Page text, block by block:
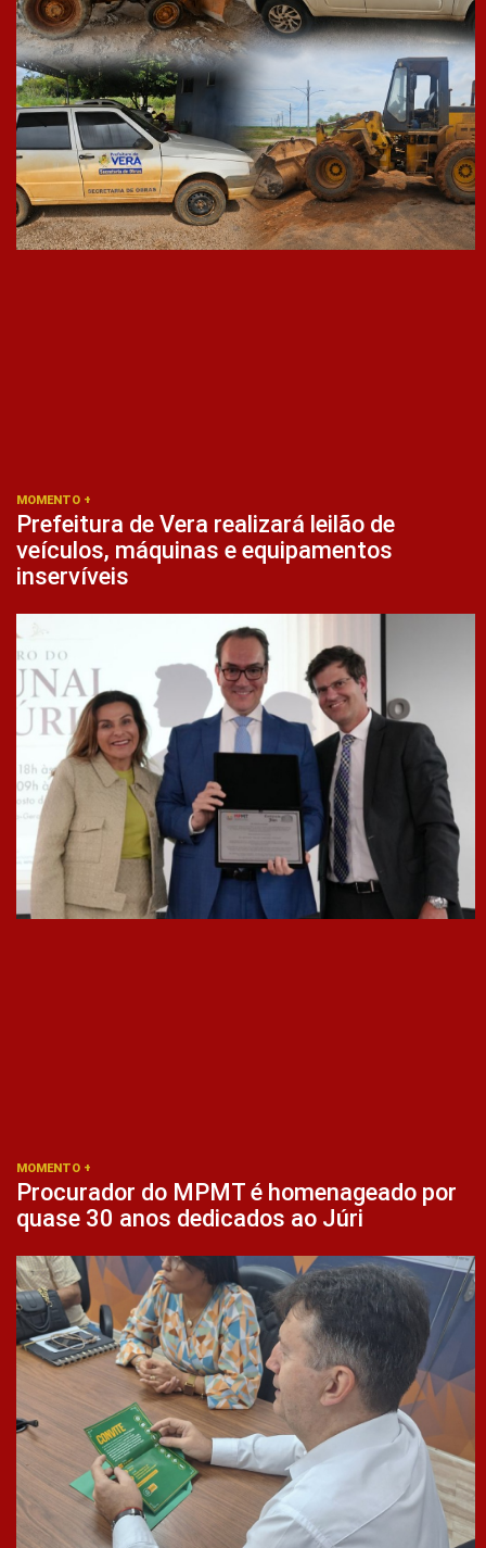
MOMENTO +
Prefeitura de Vera realizará leilão de
veículos, máquinas e equipamentos
inservíveis
MOMENTO +
Procurador do MPMT é homenageado por
quase 30 anos dedicados ao Júri